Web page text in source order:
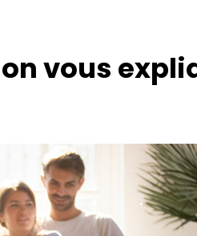
vous